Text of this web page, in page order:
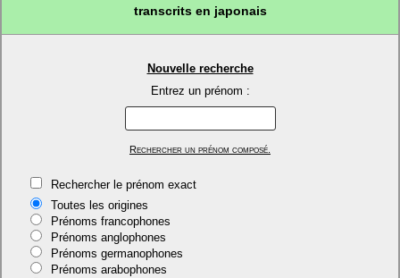
transcrits en japonais
Nouvelle recherche
Entrez un prénom :
Rechercher un prénom composé.
Rechercher le prénom exact
Toutes les origines
Prénoms francophones
Prénoms anglophones
Prénoms germanophones
Prénoms arabophones